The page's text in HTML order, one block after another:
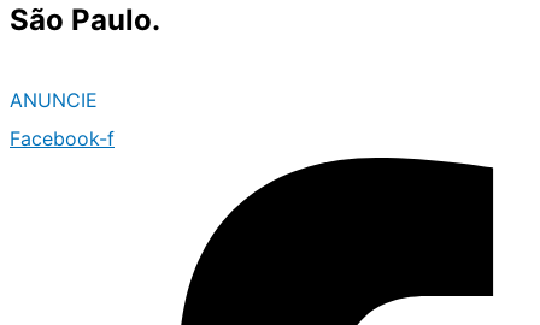
São Paulo.
ANUNCIE
Facebook-f